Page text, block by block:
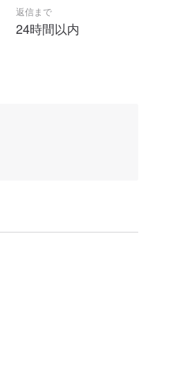
返信まで
24時間以内